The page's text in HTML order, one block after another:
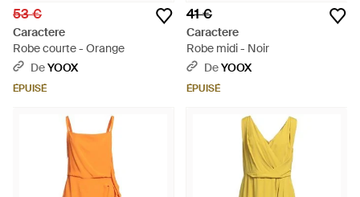
53 €
Caractere
Robe courte - Orange
DeYOOX
ÉPUISÉ
41 €
Caractere
Robe midi - Noir
DeYOOX
ÉPUISÉ